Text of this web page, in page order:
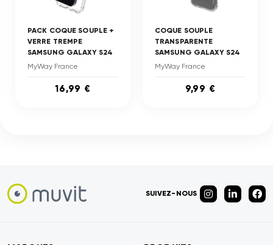
PACK COQUE SOUPLE +
VERRE TREMPE
SAMSUNG GALAXY S24
MyWay France
16,99 €
COQUE SOUPLE
TRANSPARENTE
SAMSUNG GALAXY S24
MyWay France
9,99 €
SUIVEZ-NOUS